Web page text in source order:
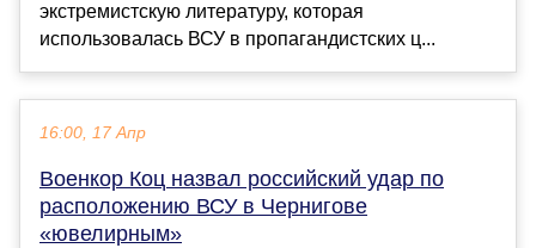
экстремистскую литературу, которая
использовалась ВСУ в пропагандистских ц...
16:00, 17 Апр
Военкор Коц назвал российский удар по
расположению ВСУ в Чернигове
«ювелирным»